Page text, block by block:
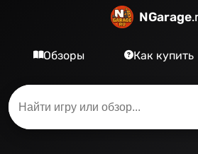
NGarage
Обзоры Как купить